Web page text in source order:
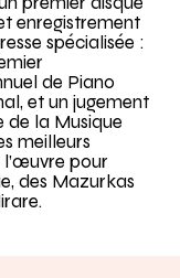
enregistrement
spécialisée :
de Piano
et un jugement
la Musique
meilleurs
pour
des Mazurkas